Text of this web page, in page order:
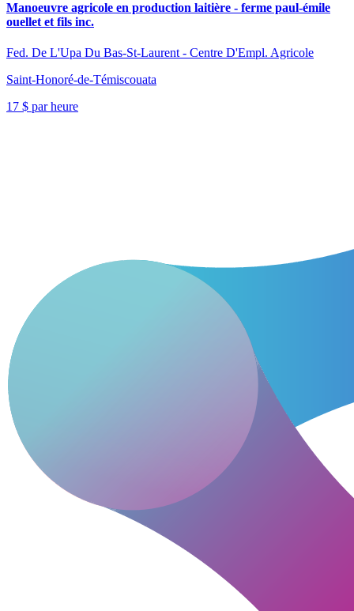
Manoeuvre agricole en production laitière - ferme paul-émile
ouellet et fils inc.
Fed. De L'Upa Du Bas-St-Laurent - Centre D'Empl. Agricole
Saint-Honoré-de-Témiscouata
17 $ par heure